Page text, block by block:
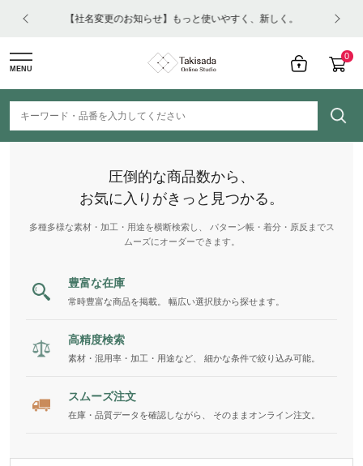
【社名変更のお知らせ】もっと使いやすく、新しく。
0
MENU
圧倒的な商品数から、
お気に入りがきっと見つかる。
多種多様な素材・加工・用途を横断検索し、 パターン帳・着分・原反までス
ムーズにオーダーできます。
豊富な在庫
常時豊富な商品を掲載。 幅広い選択肢から探せます。
高精度検索
素材・混用率・加工・用途など、 細かな条件で絞り込み可能。
スムーズ注文
在庫・品質データを確認しながら、 そのままオンライン注文。